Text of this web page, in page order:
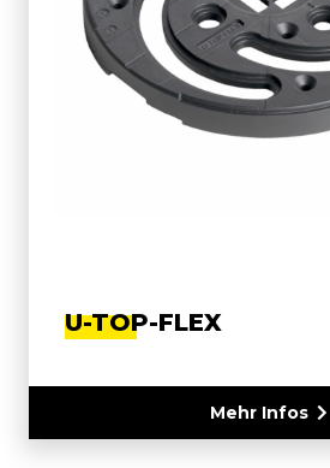
U-TOP-FLEX
Mehr Infos